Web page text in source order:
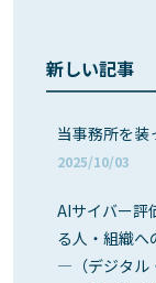
新しい記事
当事務所を装
2025/10/03
AIサイバー評
る人・組織へ
―（デジタル